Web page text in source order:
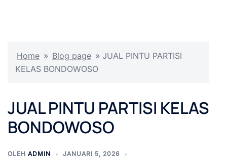
Home » Blog page » JUAL PINTU PARTISI
KELAS BONDOWOSO
JUAL PINTU PARTISI KELAS
BONDOWOSO
OLEH ADMIN
JANUARI 5, 2026